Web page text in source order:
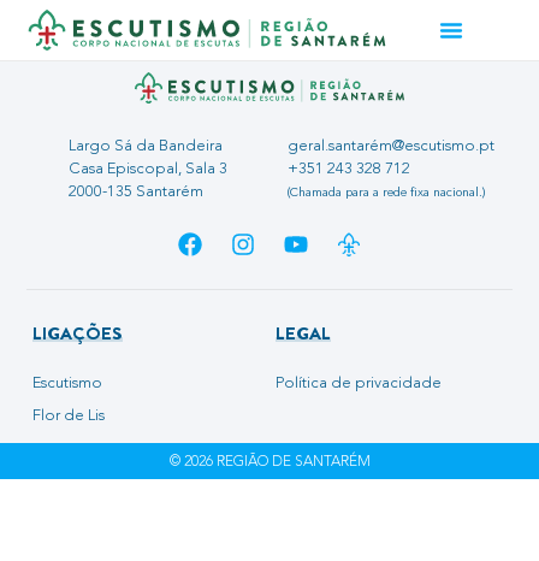
Largo Sá da Bandeira
Casa Episcopal, Sala 3
2000-135 Santarém
geral.santarém@escutismo.pt
+351 243 328 712
(Chamada para a rede fixa nacional.)
LIGAÇÕES
Escutismo
Flor de Lis
LEGAL
Política de privacidade
© 2026 REGIÃO DE SANTARÉM